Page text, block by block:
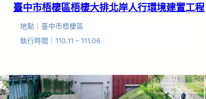
臺中市梧棲區梧棲大排北岸人行環境建置工程
地點｜臺中市梧棲區
執行時間｜110.11 – 111.06